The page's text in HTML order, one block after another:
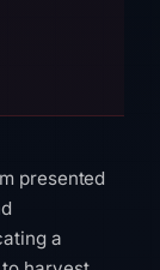
presented
a